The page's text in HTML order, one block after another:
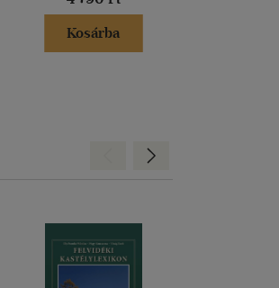
Kosárba
Előre